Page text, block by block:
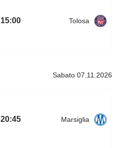
15:00 Tolosa
Sabato 07.11.2026
20:45 Marsiglia